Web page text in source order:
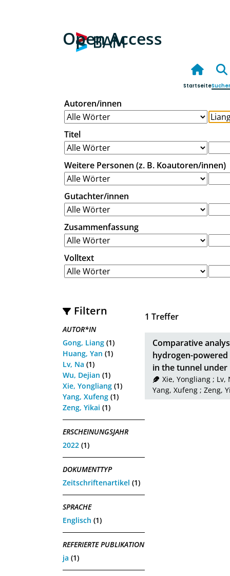
Open Access
Startseite
Autoren/innen
Titel
Weitere Personen (z. B. Koautoren/innen)
Gutachter/innen
Zusammenfassung
Volltext
Filtern
AUTOR*IN
Gong, Liang (1)
Huang, Yan (1)
Lv, Na (1)
Wu, Dejian (1)
Xie, Yongliang (1)
Yang, Xufeng (1)
Zeng, Yikai (1)
ERSCHEINUNGSJAHR
2022 (1)
DOKUMENTTYP
Zeitschriftenartikel (1)
SPRACHE
Englisch (1)
REFERIERTE PUBLIKATION
ja (1)
1 Treffer
Comparative
hydrogen-
in the tunnel
Xie, Yongliang; Lv,
Yang, Xufeng ; Zeng,